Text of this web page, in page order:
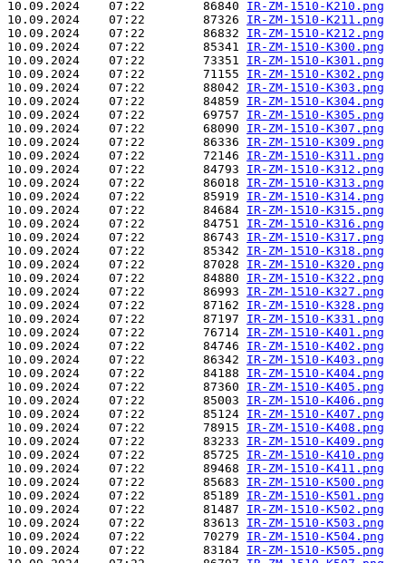
10.09.2024    07:22        86840 IR-ZM-1510-K210.png
10.09.2024    07:22        87326 IR-ZM-1510-K211.png
10.09.2024    07:22        86832 IR-ZM-1510-K212.png
10.09.2024    07:22        85341 IR-ZM-1510-K300.png
10.09.2024    07:22        73351 IR-ZM-1510-K301.png
10.09.2024    07:22        71155 IR-ZM-1510-K302.png
10.09.2024    07:22        88042 IR-ZM-1510-K303.png
10.09.2024    07:22        84859 IR-ZM-1510-K304.png
10.09.2024    07:22        69757 IR-ZM-1510-K305.png
10.09.2024    07:22        68090 IR-ZM-1510-K307.png
10.09.2024    07:22        86336 IR-ZM-1510-K309.png
10.09.2024    07:22        72146 IR-ZM-1510-K311.png
10.09.2024    07:22        84793 IR-ZM-1510-K312.png
10.09.2024    07:22        86018 IR-ZM-1510-K313.png
10.09.2024    07:22        85919 IR-ZM-1510-K314.png
10.09.2024    07:22        84684 IR-ZM-1510-K315.png
10.09.2024    07:22        84751 IR-ZM-1510-K316.png
10.09.2024    07:22        86743 IR-ZM-1510-K317.png
10.09.2024    07:22        85342 IR-ZM-1510-K318.png
10.09.2024    07:22        87028 IR-ZM-1510-K320.png
10.09.2024    07:22        84880 IR-ZM-1510-K322.png
10.09.2024    07:22        86993 IR-ZM-1510-K327.png
10.09.2024    07:22        87162 IR-ZM-1510-K328.png
10.09.2024    07:22        87197 IR-ZM-1510-K331.png
10.09.2024    07:22        76714 IR-ZM-1510-K401.png
10.09.2024    07:22        84746 IR-ZM-1510-K402.png
10.09.2024    07:22        86342 IR-ZM-1510-K403.png
10.09.2024    07:22        84188 IR-ZM-1510-K404.png
10.09.2024    07:22        87360 IR-ZM-1510-K405.png
10.09.2024    07:22        85003 IR-ZM-1510-K406.png
10.09.2024    07:22        85124 IR-ZM-1510-K407.png
10.09.2024    07:22        78915 IR-ZM-1510-K408.png
10.09.2024    07:22        83233 IR-ZM-1510-K409.png
10.09.2024    07:22        85725 IR-ZM-1510-K410.png
10.09.2024    07:22        89468 IR-ZM-1510-K411.png
10.09.2024    07:22        85683 IR-ZM-1510-K500.png
10.09.2024    07:22        85189 IR-ZM-1510-K501.png
10.09.2024    07:22        81487 IR-ZM-1510-K502.png
10.09.2024    07:22        83613 IR-ZM-1510-K503.png
10.09.2024    07:22        70279 IR-ZM-1510-K504.png
10.09.2024    07:22        83184 IR-ZM-1510-K505.png